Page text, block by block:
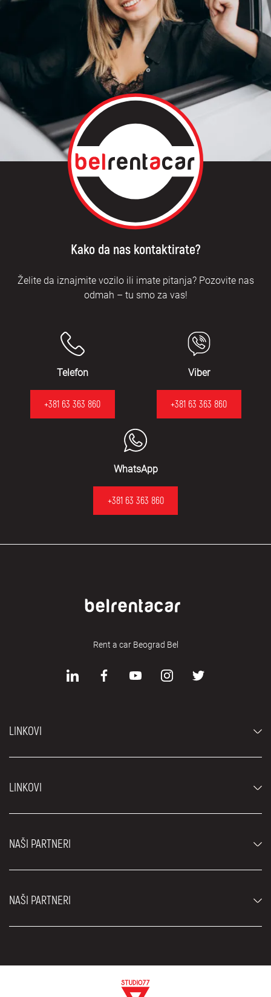
Kako da nas kontaktirate?
Želite da iznajmite vozilo ili imate pitanja? Pozovite nas
odmah – tu smo za vas!
Telefon
+381 63 363 860
Viber
+381 63 363 860
WhatsApp
+381 63 363 860
Rent a car Beograd Bel
LINKOVI
Luksuzni automobili
Cene
LINKOVI
Blog
O nama
NAŠI PARTNERI
Rent a car Beograd Royal
NAŠI PARTNERI
EDePro